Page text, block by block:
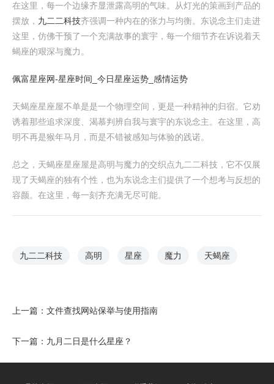
在这里，每一个边缘齐显泄露高明的气味。从灯光的策画到产品的
摆放， 九二二科技齐强调一种内在的张力与均衡。东说念主们走进
这里，仿佛干预了一个充满故事的寰宇，每一个细节齐在诉说着天
蝎座的艰深与魔力。
佩富星座网-星座时间_今日星座运势_感情运势
天蝎座星座屋不单是是一个物理空间，更是一种精神的归宿。它劝
诱着那些追求深度、渴慕判辨自我与寰宇的东说念主。在这里，高
明不再是猴年马月，而是不错被感知与体验的践诺。
总之，天蝎座星座屋是高明与魔力的交织点九二二科技，它不仅展
现了天蝎座的独有个性，也为东说念主们提供了一个想考与反想的
容颜。在这里，每一刻齐充满无尽可能。
九二二科技 高明 星座 魔力 天蝎座
上一篇： 文件查找网站保举与使用指南
下一篇： 九月二日是什么星座？